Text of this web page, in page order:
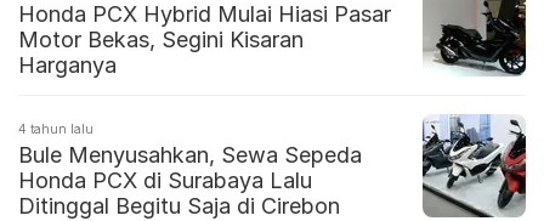
Honda PCX Hybrid Mulai Hiasi Pasar
Motor Bekas, Segini Kisaran
Harganya
4 tahun lalu
Bule Menyusahkan, Sewa Sepeda
Honda PCX di Surabaya Lalu
Ditinggal Begitu Saja di Cirebon